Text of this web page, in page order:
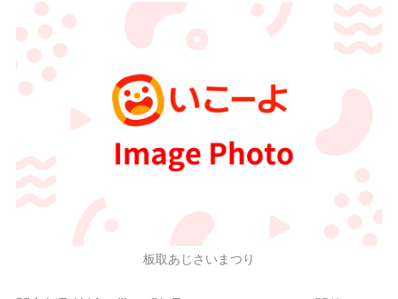
板取あじさいまつり